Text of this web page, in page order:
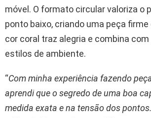
móvel. O formato circular valoriza o
ponto baixo, criando uma peça
cor coral traz alegria e combina
estilos de ambiente.
“Com minha experiência fazendo
aprendi que o segredo de uma boa
medida exata e na tensão dos